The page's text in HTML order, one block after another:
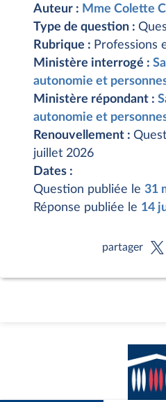
Auteur : Mme Colette
Type de question :
Rubrique : Professions
Ministère interrogé :
autonomie et
Ministère répondant :
autonomie et
Renouvellement :
juillet 2026
Dates :
Question publiée le 31
Réponse publiée le 14
partager